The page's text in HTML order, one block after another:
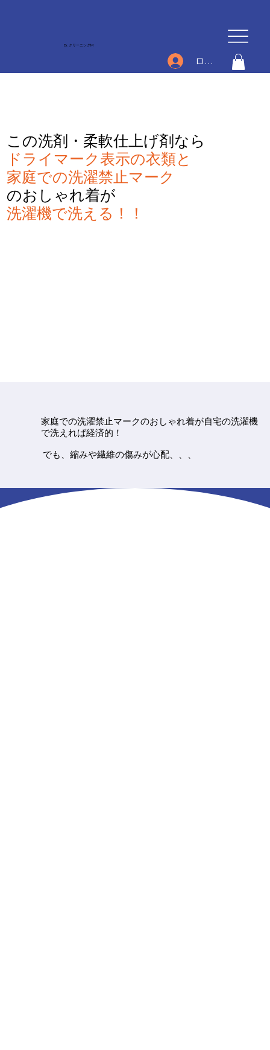
Dr.クリーニングM
ログイン
この洗剤・柔軟仕上げ剤なら
ドライマーク表示の衣類と
家庭での洗濯禁止マーク
のおしゃれ着が
洗濯機で洗える！！
​家庭での洗濯禁止マークのおしゃれ着が自宅の洗濯機
で洗えれば経済的！
​でも、縮みや繊維の傷みが心配、、、